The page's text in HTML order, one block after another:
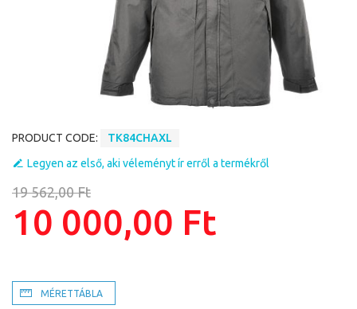
PRODUCT CODE:
TK84CHAXL
Legyen az első, aki véleményt ír erről a termékről
19 562,00 Ft
10 000,00 Ft
MÉRETTÁBLA